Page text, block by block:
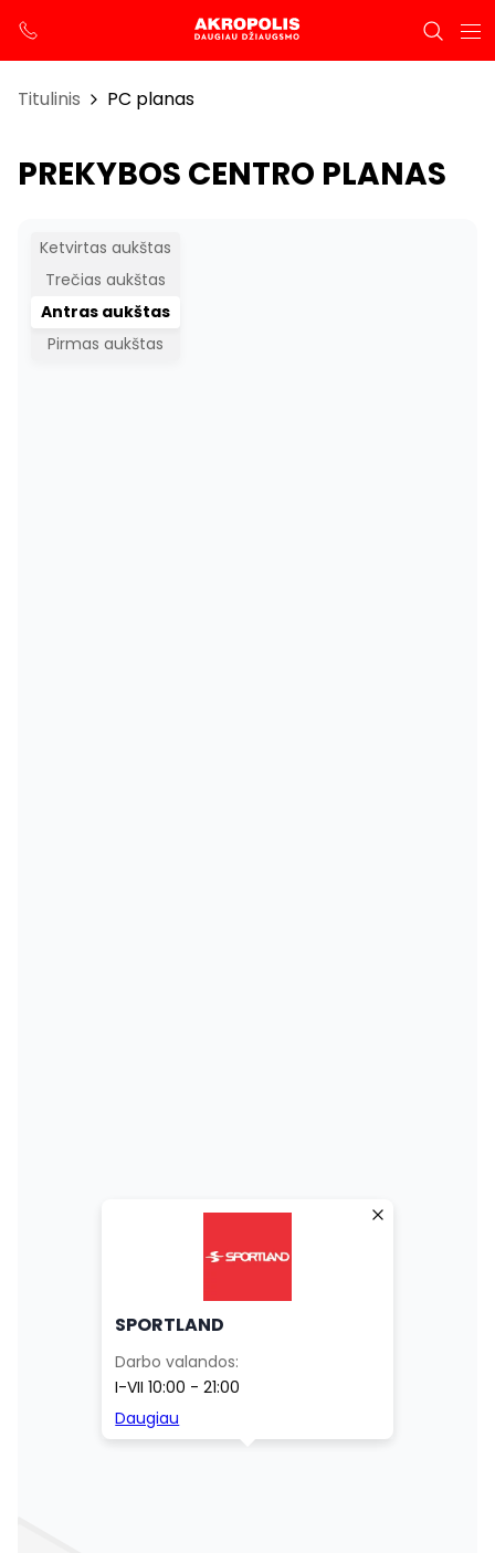
Titulinis PC planas
PREKYBOS CENTRO PLANAS